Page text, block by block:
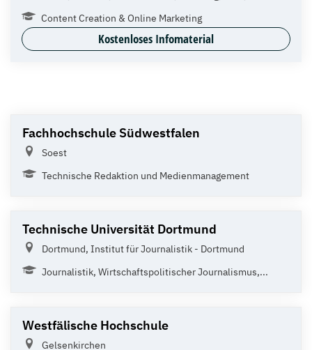
Content Creation & Online Marketing
Kostenloses Infomaterial
Fachhochschule Südwestfalen
Soest
Technische Redaktion und Medienmanagement
Technische Universität Dortmund
Dortmund, Institut für Journalistik - Dortmund
Journalistik, Wirtschaftspolitischer Journalismus,...
Westfälische Hochschule
Gelsenkirchen